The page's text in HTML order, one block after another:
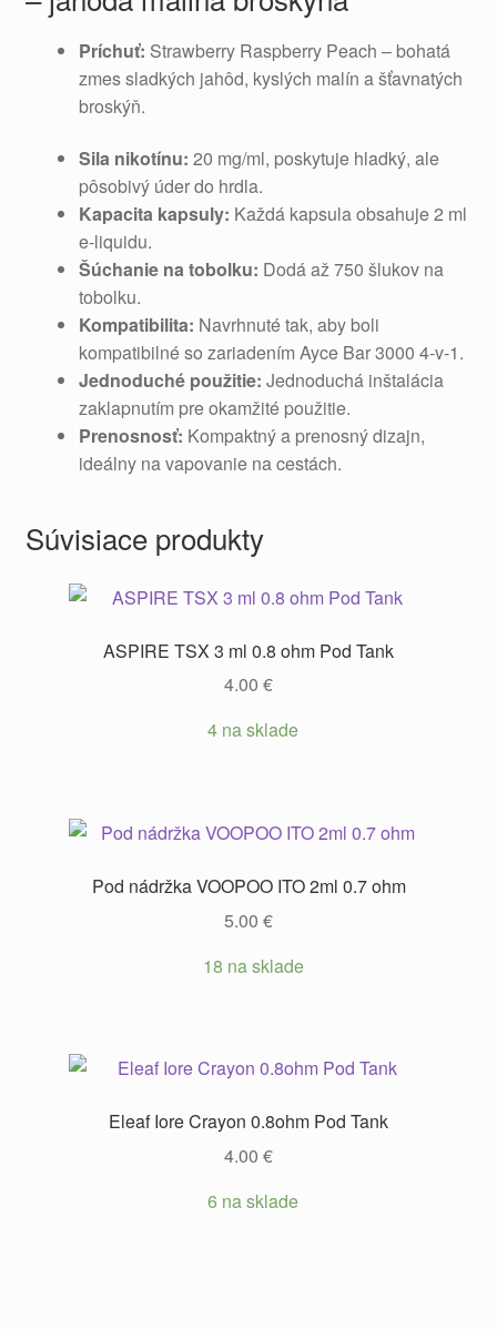
Príchuť: Strawberry Raspberry Peach – bohatá
zmes sladkých jahôd, kyslých malín a šťavnatých
broskýň.
Sila nikotínu: 20 mg/ml, poskytuje hladký, ale
pôsobivý úder do hrdla.
Kapacita kapsuly: Každá kapsula obsahuje 2 ml
e-liquidu.
Šúchanie na tobolku: Dodá až 750 šlukov na
tobolku.
Kompatibilita: Navrhnuté tak, aby boli
kompatibilné so zariadením Ayce Bar 3000 4-v-1.
Jednoduché použitie: Jednoduchá inštalácia
zaklapnutím pre okamžité použitie.
Prenosnosť: Kompaktný a prenosný dizajn,
ideálny na vapovanie na cestách.
Súvisiace produkty
ASPIRE TSX 3 ml 0.8 ohm Pod Tank
4.00 €
4 na sklade
Pod nádržka VOOPOO ITO 2ml 0.7 ohm
5.00 €
18 na sklade
Eleaf Iore Crayon 0.8ohm Pod Tank
4.00 €
6 na sklade